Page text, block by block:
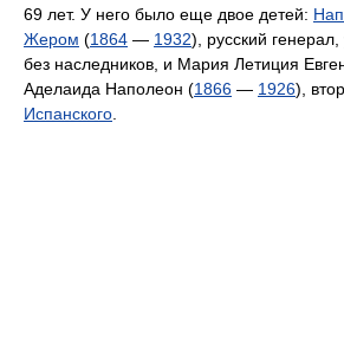
69 лет. У него было еще двое детей:
Жером (1864 — 1932), русский
без наследников, и Мария Летиция
Аделаида Наполеон (1866 — 1926),
Испанского